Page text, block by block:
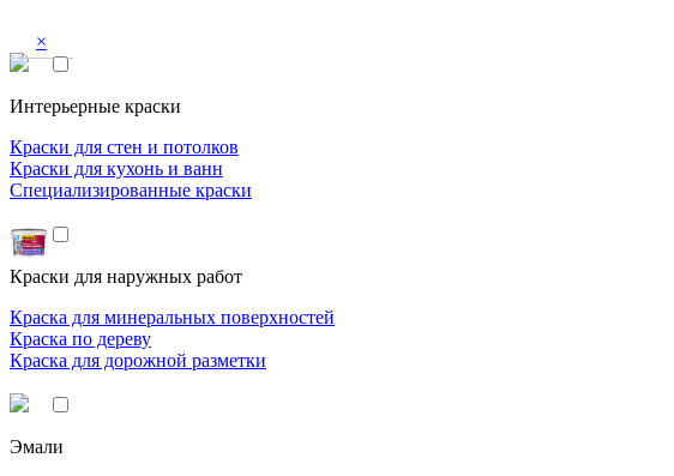
×
Интерьерные краски
Краски для стен и потолков
Краски для кухонь и ванн
Специализированные краски
Краски для наружных работ
Краска для минеральных поверхностей
Краска по дереву
Краска для дорожной разметки
Эмали